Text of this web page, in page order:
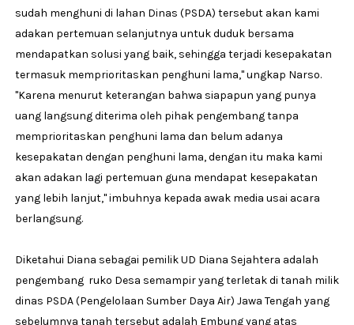
sudah menghuni di lahan Dinas (PSDA) tersebut akan kami
adakan pertemuan selanjutnya untuk duduk bersama
mendapatkan solusi yang baik, sehingga terjadi kesepakatan
termasuk memprioritaskan penghuni lama," ungkap Narso.
"Karena menurut keterangan bahwa siapapun yang punya
uang langsung diterima oleh pihak pengembang tanpa
memprioritaskan penghuni lama dan belum adanya
kesepakatan dengan penghuni lama, dengan itu maka kami
akan adakan lagi pertemuan guna mendapat kesepakatan
yang lebih lanjut," imbuhnya kepada awak media usai acara
berlangsung.
Diketahui Diana sebagai pemilik UD Diana Sejahtera adalah
pengembang ruko Desa semampir yang terletak di tanah milik
dinas PSDA (Pengelolaan Sumber Daya Air) Jawa Tengah yang
sebelumnya tanah tersebut adalah Embung yang atas